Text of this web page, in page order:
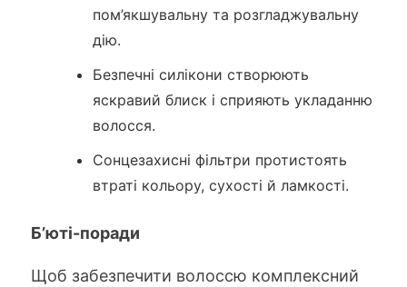
пом’якшувальну та розгладжувальну
дію.
Безпечні силікони створюють
яскравий блиск і сприяють укладанню
волосся.
Сонцезахисні фільтри протистоять
втраті кольору, сухості й ламкості.
Б’юті-поради
Щоб забезпечити волоссю комплексний